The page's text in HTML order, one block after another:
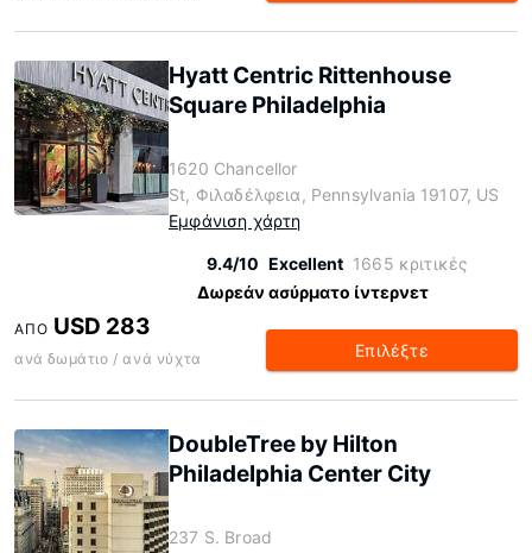
Hyatt Centric Rittenhouse
Square Philadelphia
1620 Chancellor
St, Φιλαδέλφεια, Pennsylvania 19107, US
Εμφάνιση χάρτη
9.4/10 Excellent 1665 κριτικές
Δωρεάν ασύρματο ίντερνετ
ΑΠΌ USD 283
ανά δωμάτιο / ανά νύχτα Επιλέξτε
DoubleTree by Hilton
Philadelphia Center City
237 S. Broad